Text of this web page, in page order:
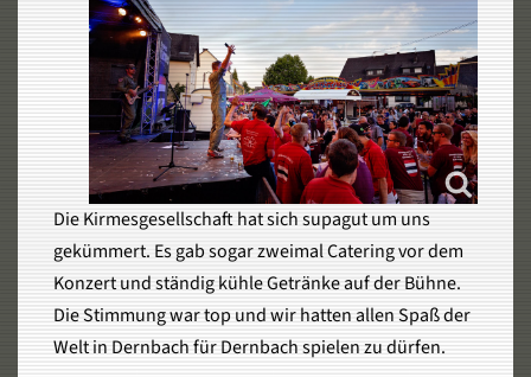
Die Kirmesgesellschaft hat sich supagut um uns
gekümmert. Es gab sogar zweimal Catering vor dem
Konzert und ständig kühle Getränke auf der Bühne.
Die Stimmung war top und wir hatten allen Spaß der
Welt in Dernbach für Dernbach spielen zu dürfen.